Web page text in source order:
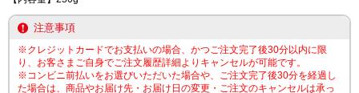
注意事項
※クレジットカードでお支払いの場合、かつご注文完了後30分以内に限
り、お客さまご自身でご注文履歴詳細よりキャンセルが可能です。
※コンビニ前払いをお選びいただいた場合や、ご注文完了後30分を経過し
た場合は、商品やお届け先・お届け日の変更・ご注文のキャンセルは承っ